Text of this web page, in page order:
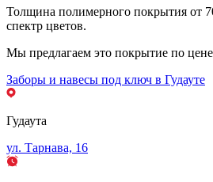
Толщина полимерного покрытия от
спектр цветов.
Мы предлагаем это покрытие по
Заборы и навесы под ключ в Гудауте
Гудаута
ул. Тарнава, 16